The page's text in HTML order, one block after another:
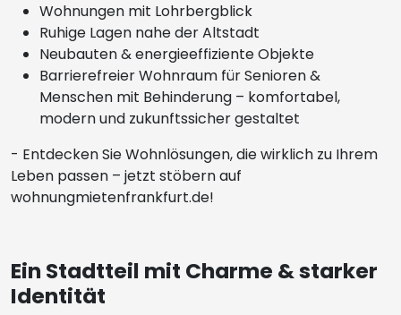
Wohnungen mit Lohrbergblick
Ruhige Lagen nahe der Altstadt
Neubauten & energieeffiziente Objekte
Barrierefreier Wohnraum für Senioren &
Menschen mit Behinderung – komfortabel,
modern und zukunftssicher gestaltet
- Entdecken Sie Wohnlösungen, die wirklich zu Ihrem
Leben passen – jetzt stöbern auf
wohnungmietenfrankfurt.de!
Ein Stadtteil mit Charme & starker
Identität